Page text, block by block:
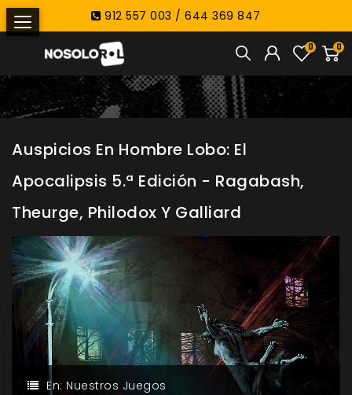
912 557 003 / 644 369 847
0
0
Auspicios En Hombre Lobo: El
Apocalipsis 5.ª Edición - Ragabash,
Theurge, Philodox Y Galliard
En: Nuestros Juegos